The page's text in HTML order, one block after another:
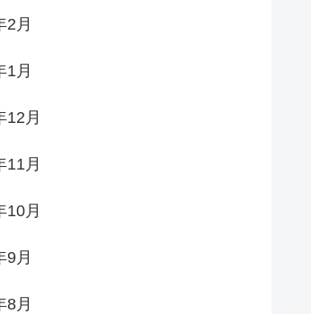
2月
1月
12月
11月
10月
9月
8月